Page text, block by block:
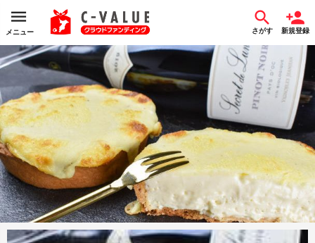
メニュー さがす 新規登録